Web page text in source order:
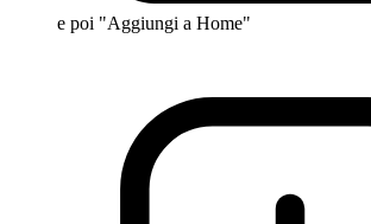
e poi "Aggiungi a Home"